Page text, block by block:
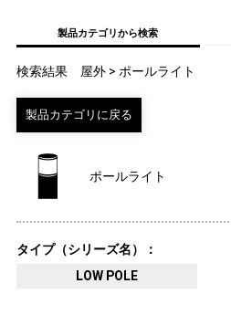
製品カテゴリから検索
検索結果 屋外 > ポールライト
ポールライト
タイプ（シリーズ名）：
LOW POLE